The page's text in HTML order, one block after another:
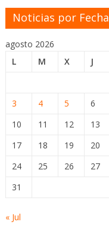
Noticias por Fecha
agosto 2026
L
M X J
3
4 5 6
10
11 12 13
17
18 19 20
24
25 26 27
31
« Jul